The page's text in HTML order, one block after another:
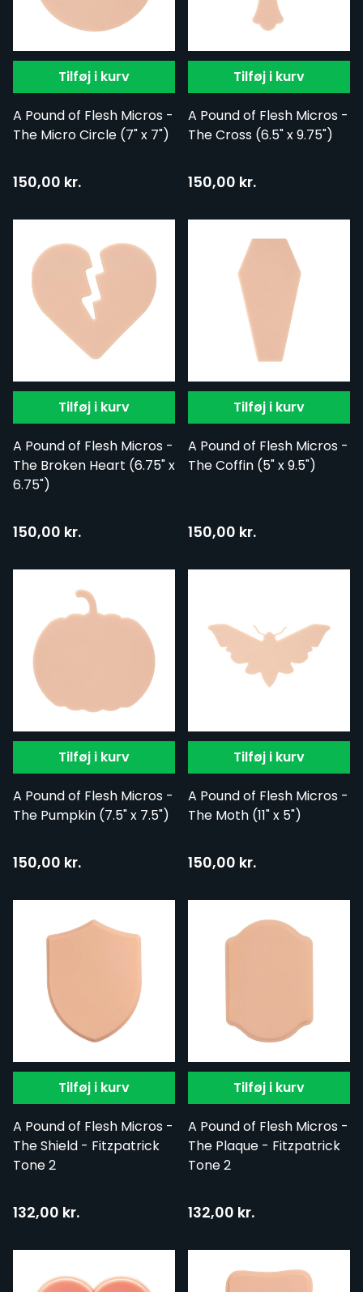
Tilføj i kurv
A Pound of Flesh Micros -
The Micro Circle (7" x 7")
150,00 kr.
Tilføj i kurv
A Pound of Flesh Micros -
The Cross (6.5" x 9.75")
150,00 kr.
Tilføj i kurv
A Pound of Flesh Micros -
The Broken Heart (6.75" x
6.75")
150,00 kr.
Tilføj i kurv
A Pound of Flesh Micros -
The Coffin (5" x 9.5")
150,00 kr.
Tilføj i kurv
A Pound of Flesh Micros -
The Pumpkin (7.5" x 7.5")
150,00 kr.
Tilføj i kurv
A Pound of Flesh Micros -
The Moth (11" x 5")
150,00 kr.
Tilføj i kurv
A Pound of Flesh Micros -
The Shield - Fitzpatrick
Tone 2
132,00 kr.
Tilføj i kurv
A Pound of Flesh Micros -
The Plaque - Fitzpatrick
Tone 2
132,00 kr.